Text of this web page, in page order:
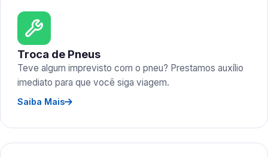
Troca de Pneus
Teve algum imprevisto com o pneu? Prestamos auxílio
imediato para que você siga viagem.
Saiba Mais